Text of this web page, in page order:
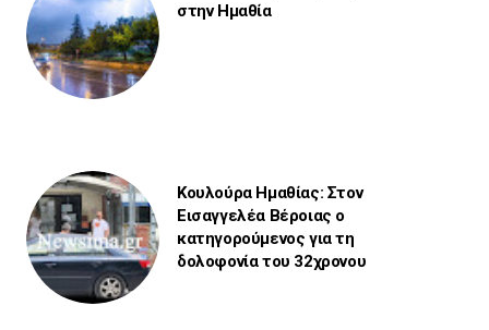
στην Ημαθία
Κουλούρα Ημαθίας: Στον
Εισαγγελέα Βέροιας ο
κατηγορούμενος για τη
δολοφονία του 32χρονου